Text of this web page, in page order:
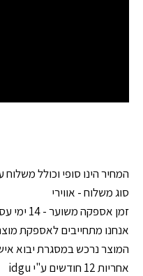
המחיר הינו סופי וכולל
סוג משלוח - אווירי
זמן אספקה משוער - 14 ימי עסקים
אנחנו מתחייבים לאספקת
המוצר נרכש במסגרת יבוא
אחריות 12 חודשים ע"י idgu